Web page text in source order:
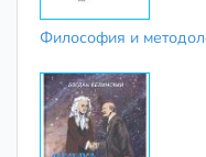
Философия и